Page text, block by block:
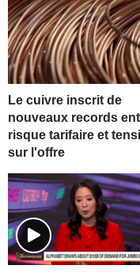
Le cuivre inscrit de
nouveaux records
risque tarifaire et
sur l'offre